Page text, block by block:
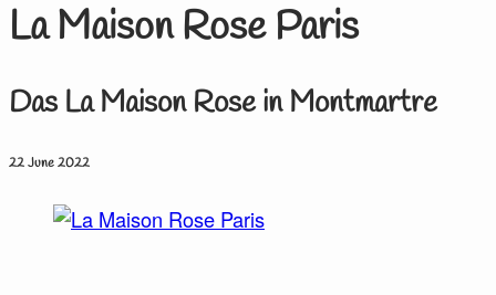
La Maison Rose Paris
Das La Maison Rose in Montmartre
22 June 2022